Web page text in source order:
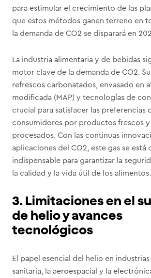
para estimular el crecimiento de las
que estos métodos ganen terreno en
la demanda de CO2 se disparará en
La industria alimentaria y de bebidas
motor clave de la demanda de CO2.
refrescos carbonatados, envasado en
modificada (MAP) y tecnologías de
crucial para satisfacer las preferencias
consumidores por productos frescos
procesados. Con las continuas
aplicaciones del CO2, este gas se está
indispensable para garantizar la
la calidad y la vida útil de los alimentos.
3. Limitaciones en el
de helio y avances
tecnológicos
El papel esencial del helio en
sanitaria, la aeroespacial y la